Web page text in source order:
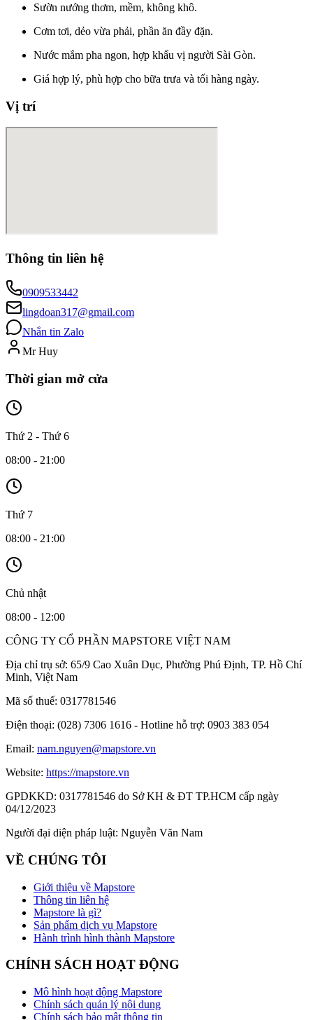
Sườn nướng thơm, mềm, không khô.
Cơm tơi, dẻo vừa phải, phần ăn đầy đặn.
Nước mắm pha ngon, hợp khẩu vị người Sài Gòn.
Giá hợp lý, phù hợp cho bữa trưa và tối hàng ngày.
Vị trí
Thông tin liên hệ
0909533442
lingdoan317@gmail.com
Nhắn tin Zalo
Mr Huy
Thời gian mở cửa
Thứ 2 - Thứ 6
08:00 - 21:00
Thứ 7
08:00 - 21:00
Chủ nhật
08:00 - 12:00
CÔNG TY CỔ PHẦN MAPSTORE VIỆT NAM
Địa chỉ trụ sở: 65/9 Cao Xuân Dục, Phường Phú Định, TP. Hồ Chí
Minh, Việt Nam
Mã số thuế: 0317781546
Điện thoại: (028) 7306 1616 - Hotline hỗ trợ: 0903 383 054
Email: nam.nguyen@mapstore.vn
Website: https://mapstore.vn
GPDKKD: 0317781546 do Sở KH & ĐT TP.HCM cấp ngày
04/12/2023
Người đại diện pháp luật: Nguyễn Văn Nam
VỀ CHÚNG TÔI
Giới thiệu về Mapstore
Thông tin liên hệ
Mapstore là gì?
Sản phẩm dịch vụ Mapstore
Hành trình hình thành Mapstore
CHÍNH SÁCH HOẠT ĐỘNG
Mô hình hoạt động Mapstore
Chính sách quản lý nội dung
Chính sách bảo mật thông tin